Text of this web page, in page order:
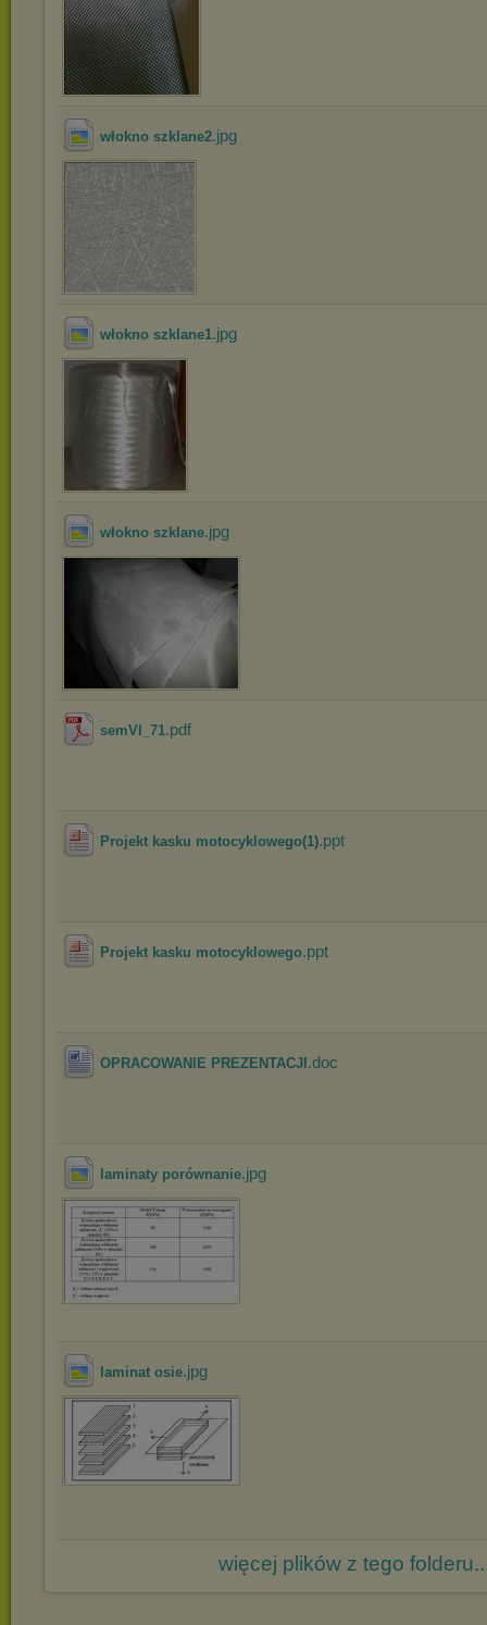
włokno szklane2.jpg
włokno szklane1.jpg
włokno szklane.jpg
semVI_71.pdf
Projekt kasku motocyklowego(1).ppt
Projekt kasku motocyklowego.ppt
OPRACOWANIE PREZENTACJI .doc
laminaty porównanie.jpg
laminat osie.jpg
więcej plików z tego